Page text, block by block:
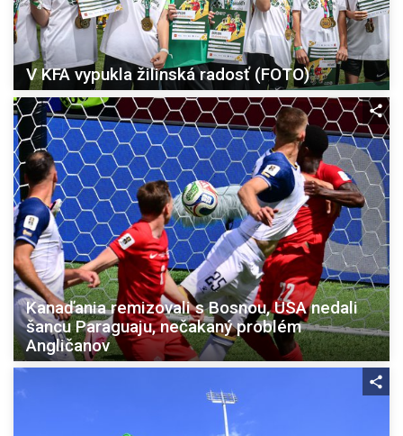
V KFA vypukla žilinská radosť (FOTO)
Kanaďania remizovali s Bosnou, USA nedali
šancu Paraguaju, nečakaný problém
Angličanov